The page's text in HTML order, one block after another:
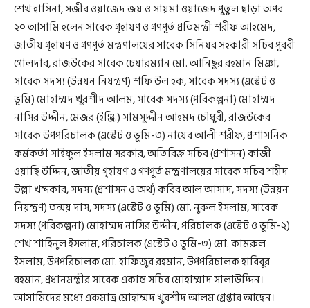
শেখ হাসিনা, সজীব ওয়াজেদ জয় ও সায়মা ওয়াজেদ পুতুল ছাড়া অপর
২০ আসামি হলেন সাবেক গৃহায়ণ ও গণপূর্ত প্রতিমন্ত্রী শরীফ আহমেদ,
জাতীয় গৃহায়ণ ও গণপূর্ত মন্ত্রণালয়ের সাবেক সিনিয়র সহকারী সচিব পূরবী
গোলদার, রাজউকের সাবেক চেয়ারম্যান মো. আনিছুর রহমান মিঞা,
সাবেক সদস্য (উন্নয়ন নিয়ন্ত্রণ) শফি উল হক, সাবেক সদস্য (এস্টেট ও
ভূমি) মোহাম্মদ খুরশীদ আলম, সাবেক সদস্য (পরিকল্পনা) মোহাম্মদ
নাসির উদ্দীন, মেজর (ইঞ্জি.) সামসুদ্দীন আহমদ চৌধুরী, রাজউকের
সাবেক উপপরিচালক (এস্টেট ও ভূমি-৩) নায়েব আলী শরীফ, প্রশাসনিক
কর্মকর্তা সাইফুল ইসলাম সরকার, অতিরিক্ত সচিব (প্রশাসন) কাজী
ওয়াছি উদ্দিন, জাতীয় গৃহায়ণ ও গণপূর্ত মন্ত্রণালয়ের সাবেক সচিব শহীদ
উল্লা খন্দকার, সদস্য (প্রশাসন ও অর্থ) কবির আল আসাদ, সদস্য (উন্নয়ন
নিয়ন্ত্রণ) তন্ময় দাস, সদস্য (এস্টেট ও ভূমি) মো. নুরুল ইসলাম, সাবেক
সদস্য (পরিকল্পনা) মোহাম্মদ নাসির উদ্দীন, পরিচালক (এস্টেট ও ভূমি-২)
শেখ শাহিনুল ইসলাম, পরিচালক (এস্টেট ও ভূমি-৩) মো. কামরুল
ইসলাম, উপপরিচালক মো. হাফিজুর রহমান, উপপরিচালক হাবিবুর
রহমান, প্রধানমন্ত্রীর সাবেক একান্ত সচিব মোহাম্মাদ সালাউদ্দিন।
আসামিদের মধ্যে একমাত্র মোহাম্মদ খুরশীদ আলম গ্রেপ্তার আছেন।